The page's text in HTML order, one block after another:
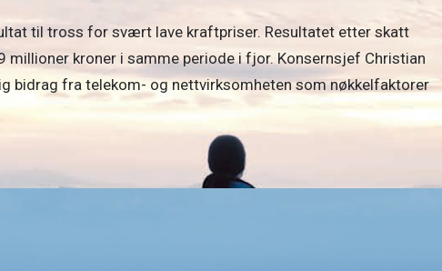
til tross for svært lave kraftpriser. Resultatet etter skatt
kroner i samme periode i fjor. Konsernsjef Christian
bidrag fra telekom- og nettvirksomheten som nøkkelfaktorer